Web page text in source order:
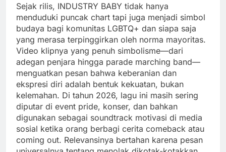
Sejak rilis, INDUSTRY BABY tidak hanya
menduduki puncak chart tapi juga menjadi simbol
budaya bagi komunitas LGBTQ+ dan siapa saja
yang merasa terpinggirkan oleh norma mayoritas.
Video klipnya yang penuh simbolisme—dari
adegan penjara hingga parade marching band—
menguatkan pesan bahwa keberanian dan
ekspresi diri adalah bentuk kekuatan, bukan
kelemahan. Di tahun 2026, lagu ini masih sering
diputar di event pride, konser, dan bahkan
digunakan sebagai soundtrack motivasi di media
sosial ketika orang berbagi cerita comeback atau
coming out. Relevansinya bertahan karena pesan